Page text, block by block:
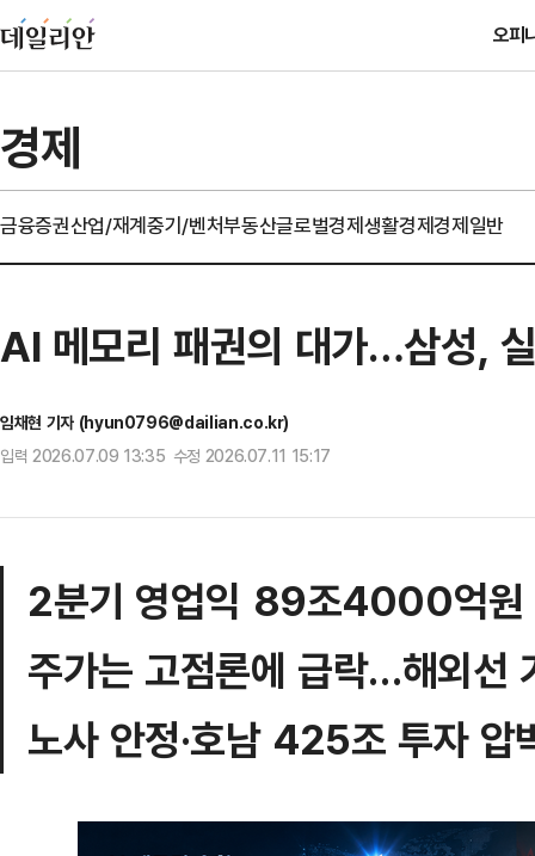
오피
경제
금융증권산업/재계중기/벤처부동산글로벌경제생활경제경제일반
AI 메모리 패권의 대가…삼성,
임채현 기자 (hyun0796@dailian.co.kr)
입력 2026.07.09 13:35 수정 2026.07.11 15:17
2분기 영업익 89조4000억원
주가는 고점론에 급락…해외선
노사 안정·호남 425조 투자 압